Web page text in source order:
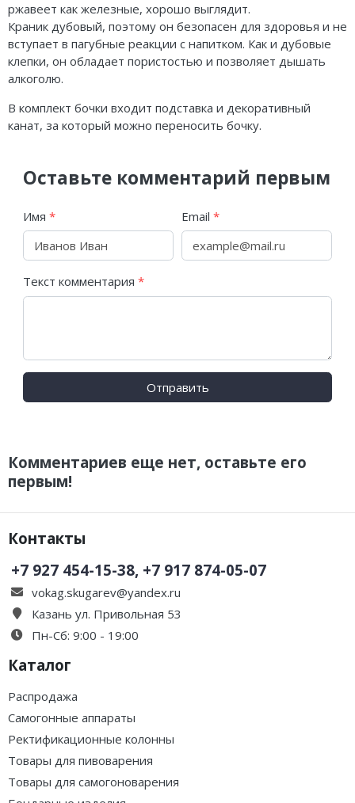
ржавеет как железные, хорошо выглядит.
Краник дубовый, поэтому он безопасен для здоровья и не
вступает в пагубные реакции с напитком. Как и дубовые
клепки, он обладает пористостью и позволяет дышать
алкоголю.
В комплект бочки входит подставка и декоративный
канат, за который можно переносить бочку.
Комментариев еще нет, оставьте его
первым!
Оставьте комментарий первым
Имя * Email *
Текст комментария *
Отправить
Контакты
+7 927 454-15-38, +7 917 874-05-07
vokag.skugarev@yandex.ru
Казань ул. Привольная 53
Пн-Сб: 9:00 - 19:00
Каталог
Распродажа
Самогонные аппараты
Ректификационные колонны
Товары для пивоварения
Товары для самогоноварения